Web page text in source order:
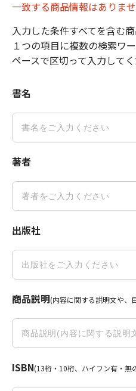
一致する商品情報はありま
入力した条件すべてを含む商
１つの項目に複数の検索ワ
ペースで区切って入力してく
書名
著者
出版社
商品説明(内容に関する説明文や、
ISBN(13桁・10桁、ハイフン有・無